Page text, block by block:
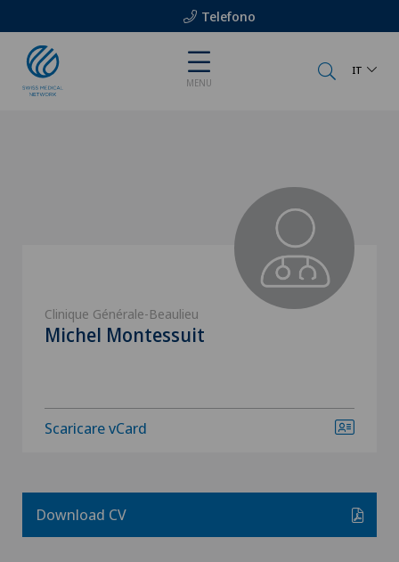
Telefono
MENU
IT
Clinique Générale-Beaulieu
Michel Montessuit
Scaricare vCard
Download CV